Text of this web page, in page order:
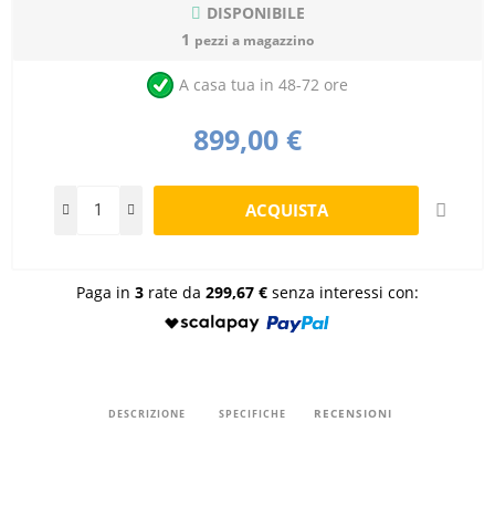
DISPONIBILE
1 pezzi a magazzino
A casa tua in 48-72 ore
899,00 €
Paga in 3 rate da 299,67 € senza interessi con:
DESCRIZIONE SPECIFICHE RECENSIONI